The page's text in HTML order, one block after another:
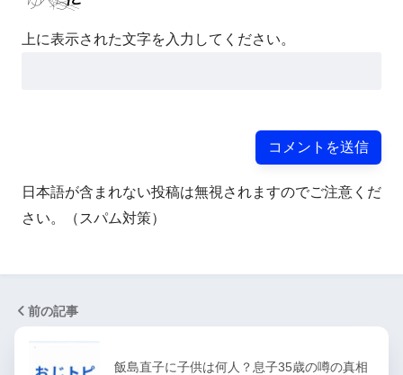
上に表示された文字を入力してください。
日本語が含まれない投稿は無視されますのでご注意くだ
さい。（スパム対策）
前の記事
飯島直子に子供は何人？息子35歳の噂の真相